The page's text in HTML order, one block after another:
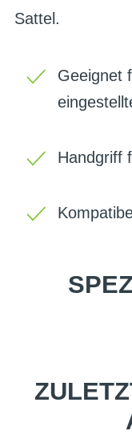
Sattel.
Geeignet
Handgriff